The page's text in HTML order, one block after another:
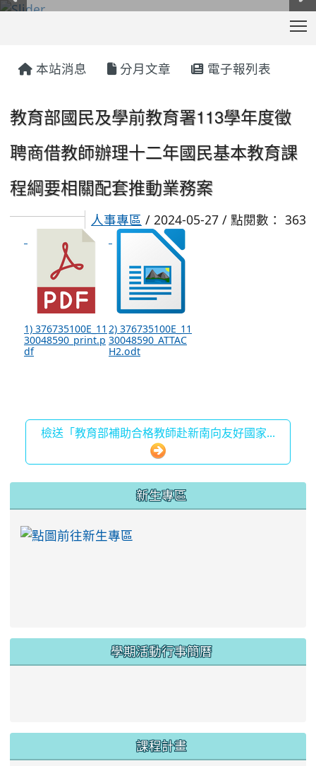
本站消息 分月文章 電子報列表
教育部國民及學前教育署113學年度徵
聘商借教師辦理十二年國民基本教育課
程綱要相關配套推動業務案
人事專區 / 2024-05-27 / 點閱數： 363
1) 376735100E_11
30048590_print.p
df
2) 376735100E_11
30048590_ATTAC
H2.odt
檢送「教育部補助合格教師赴新南向友好國家...
::: 新生專區
學期活動行事簡曆
課程計畫